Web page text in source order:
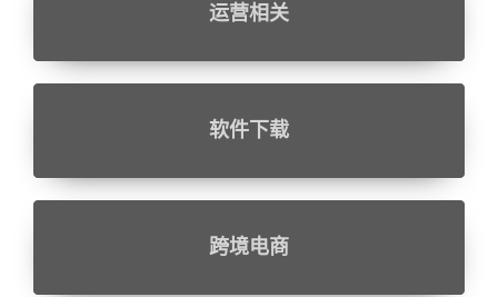
运营相关
软件下载
跨境电商